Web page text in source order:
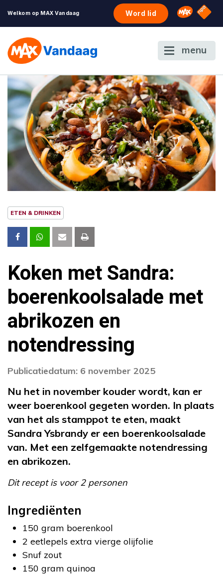
Welkom op MAX Vandaag Word lid Omroep
NPO
menu
ETEN & DRINKEN
Koken met Sandra:
boerenkoolsalade met
abrikozen en
notendressing
Publicatiedatum: 6 november 2025
Nu het in november kouder wordt, kan er
weer boerenkool gegeten worden. In plaats
van het als stamppot te eten, maakt
Sandra Ysbrandy er een boerenkoolsalade
van. Met een zelfgemaakte notendressing
en abrikozen.
Dit recept is voor 2 personen
Ingrediënten
150 gram boerenkool
2 eetlepels extra vierge olijfolie
Snuf zout
150 gram quinoa